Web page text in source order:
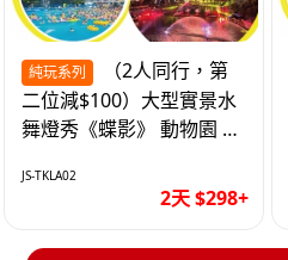
純玩系列
二位減$100）大型實景水
舞燈秀《蝶影》 動物園 水
純玩2天
JS-TKLA02
2天 $298+